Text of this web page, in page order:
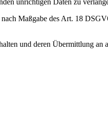
Maßgabe des Art. 18
und deren Übermittlung an